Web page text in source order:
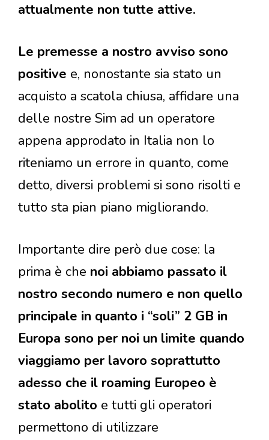
attualmente non tutte attive.
Le premesse a nostro avviso sono
positive e, nonostante sia stato un
acquisto a scatola chiusa, affidare una
delle nostre Sim ad un operatore
appena approdato in Italia non lo
riteniamo un errore in quanto, come
detto, diversi problemi si sono risolti e
tutto sta pian piano migliorando.
Importante dire però due cose: la
prima è che noi abbiamo passato il
nostro secondo numero e non quello
principale in quanto i “soli” 2 GB in
Europa sono per noi un limite quando
viaggiamo per lavoro soprattutto
adesso che il roaming Europeo è
stato abolito e tutti gli operatori
permettono di utilizzare